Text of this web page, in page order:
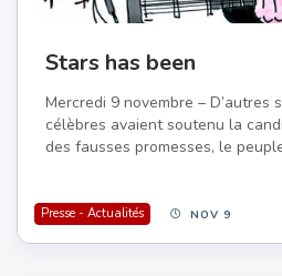
Stars has been
Mercredi 9 novembre – D’autres
célèbres avaient soutenu la
des fausses promesses, le
Presse - Actualités NOV 9